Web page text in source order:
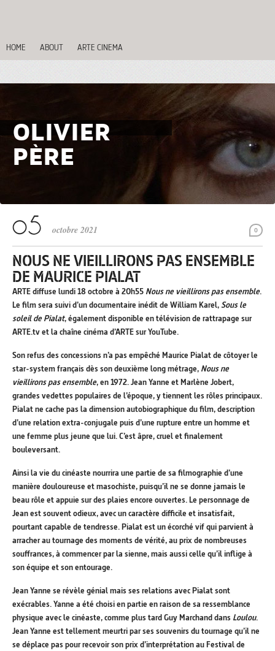
HOME ABOUT ARTE CINEMA
OLIVIER
PÈRE
0
octobre 2021
NOUS NE VIEILLIRONS PAS ENSEMBLE
DE MAURICE PIALAT
ARTE diffuse lundi 18 octobre à 20h55 Nous ne vieillirons pas ensemble.
Le film sera suivi d’un documentaire inédit de William Karel,Sous le
soleil de Pialat, également disponible en télévision de rattrapage sur
ARTE.tv et la chaîne cinéma d’ARTE sur YouTube.
Son refus des concessions n’a pas empêché Maurice Pialat de côtoyer le
star-system français dès son deuxième long métrage, Nous ne
vieillirons pas ensemble, en 1972. Jean Yanne et Marlène Jobert,
grandes vedettes populaires de l’époque, y tiennent les rôles principaux.
Pialat ne cache pas la dimension autobiographique du film, description
d’une relation extra-conjugale puis d’une rupture entre un homme et
une femme plus jeune que lui. C’est âpre, cruel et finalement
bouleversant.
Ainsi la vie du cinéaste nourrira une partie de sa filmographie d’une
manière douloureuse et masochiste, puisqu’il ne se donne jamais le
beau rôle et appuie sur des plaies encore ouvertes. Le personnage de
Jean est souvent odieux, avec un caractère difficile et insatisfait,
pourtant capable de tendresse. Pialat est un écorché vif qui parvient à
arracher au tournage des moments de vérité, au prix de nombreuses
souffrances, à commencer par la sienne, mais aussi celle qu’il inflige à
son équipe et son entourage.
Jean Yanne se révèle génial mais ses relations avec Pialat sont
exécrables. Yanne a été choisi en partie en raison de sa ressemblance
physique avec le cinéaste, comme plus tard Guy Marchand dans Loulou.
Jean Yanne est tellement meurtri par ses souvenirs du tournage qu’il ne
se déplace pas pour recevoir son prix d’interprétation au Festival de